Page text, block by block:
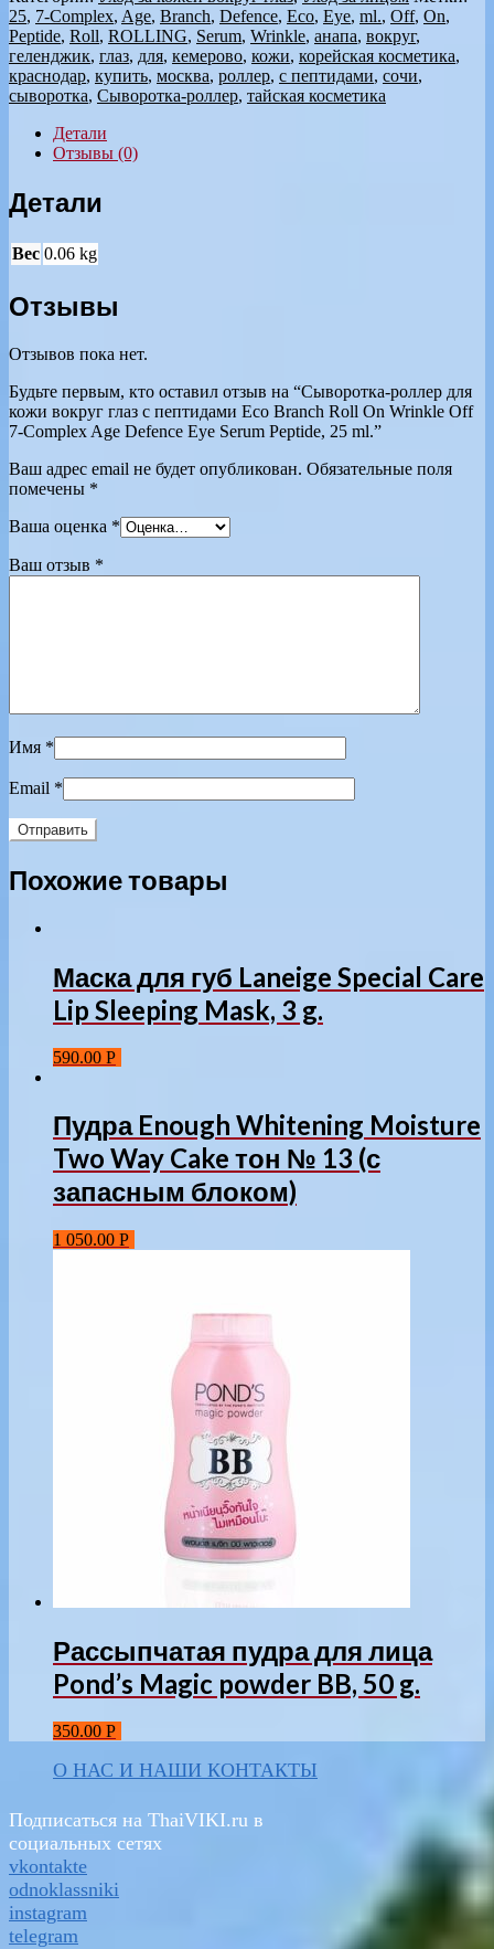
25, 7-Complex, Age, Branch, Defence, Eco, Eye, ml., Off, On,
Peptide, Roll, ROLLING, Serum, Wrinkle, анапа, вокруг,
геленджик, глаз, для, кемерово, кожи, корейская косметика,
краснодар, купить, москва, роллер, с пептидами, сочи,
сыворотка, Сыворотка-роллер, тайская косметика
Детали
Отзывы (0)
Детали
Вес 0.06 kg
Отзывы
Отзывов пока нет.
Будьте первым, кто оставил отзыв на “Сыворотка-роллер для
кожи вокруг глаз с пептидами Eco Branch Roll On Wrinkle Off
7-Complex Age Defence Eye Serum Peptide, 25 ml.”
Ваш адрес email не будет опубликован. Обязательные поля
помечены *
Ваша оценка *
Ваш отзыв *
Имя *
Email *
Похожие товары
Маска для губ Laneige Special Care
Lip Sleeping Mask, 3 g.
590.00 Р
Пудра Enough Whitening Moisture
Two Way Cake тон № 13 (с
запасным блоком)
1 050.00 Р
Рассыпчатая пудра для лица
Pond’s Magic powder BB, 50 g.
350.00 Р
О НАС И НАШИ КОНТАКТЫ
Подписаться на ThaiVIKI.ru в
социальных сетях
vkontakte
odnoklassniki
instagram
telegram